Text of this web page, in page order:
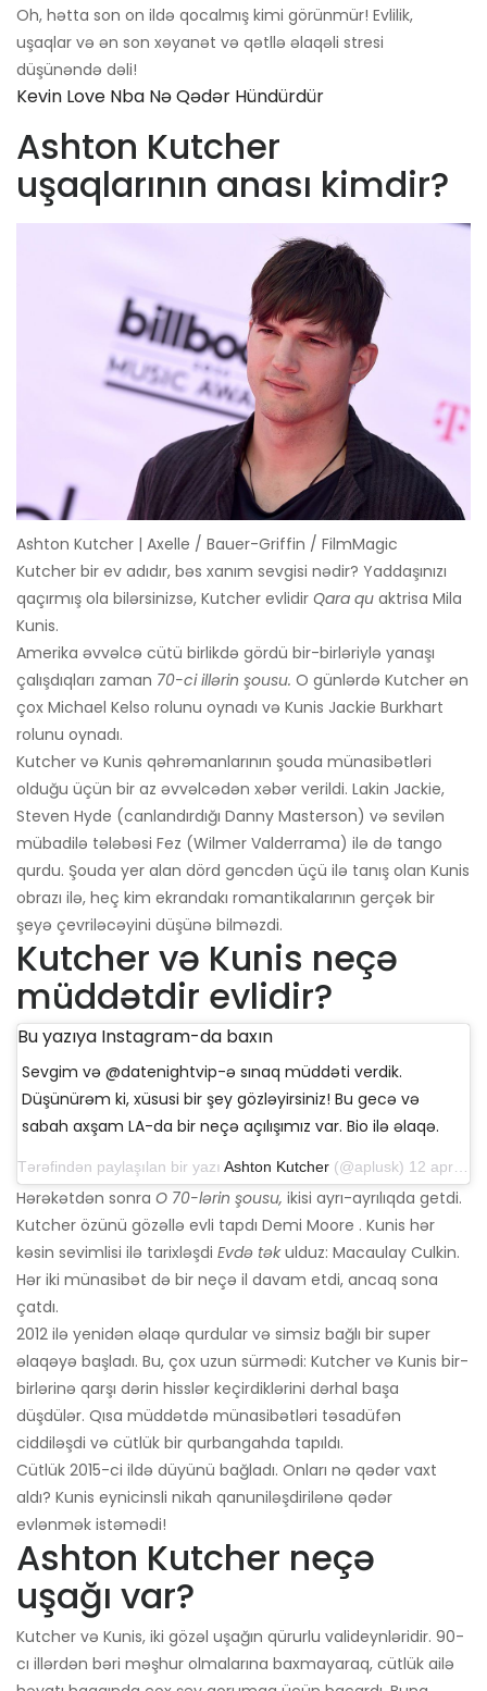
Oh, hətta son on ildə qocalmış kimi görünmür! Evlilik,
uşaqlar və ən son xəyanət və qətllə əlaqəli stresi
düşünəndə dəli!
Kevin Love Nba Nə Qədər Hündürdür
Ashton Kutcher
uşaqlarının anası kimdir?
Ashton Kutcher | Axelle / Bauer-Griffin / FilmMagic
Kutcher bir ev adıdır, bəs xanım sevgisi nədir? Yaddaşınızı
qaçırmış ola bilərsinizsə, Kutcher evlidir Qara qu aktrisa Mila
Kunis.
Amerika əvvəlcə cütü birlikdə gördü bir-birləriylə yanaşı
çalışdıqları zaman 70-ci illərin şousu. O günlərdə Kutcher ən
çox Michael Kelso rolunu oynadı və Kunis Jackie Burkhart
rolunu oynadı.
Kutcher və Kunis qəhrəmanlarının şouda münasibətləri
olduğu üçün bir az əvvəlcədən xəbər verildi. Lakin Jackie,
Steven Hyde (canlandırdığı Danny Masterson) və sevilən
mübadilə tələbəsi Fez (Wilmer Valderrama) ilə də tango
qurdu. Şouda yer alan dörd gəncdən üçü ilə tanış olan Kunis
obrazı ilə, heç kim ekrandakı romantikalarının gerçək bir
şeyə çevriləcəyini düşünə bilməzdi.
Kutcher və Kunis neçə
müddətdir evlidir?
Bu yazıya Instagram-da baxın
Sevgim və @datenightvip-ə sınaq müddəti verdik.
Düşünürəm ki, xüsusi bir şey gözləyirsiniz! Bu gecə və
sabah axşam LA-da bir neçə açılışımız var. Bio ilə əlaqə.
Tərəfindən paylaşılan bir yazı Ashton Kutcher (@aplusk) 12 aprel 2019-cu il, saat 14: 50-də PDT
Hərəkətdən sonra O 70-lərin şousu, ikisi ayrı-ayrılıqda getdi.
Kutcher özünü gözəllə evli tapdı Demi Moore . Kunis hər
kəsin sevimlisi ilə tarixləşdi Evdə təkulduz: Macaulay Culkin.
Hər iki münasibət də bir neçə il davam etdi, ancaq sona
çatdı.
2012 ilə yenidən əlaqə qurdular və simsiz bağlı bir super
əlaqəyə başladı. Bu, çox uzun sürmədi: Kutcher və Kunis bir-
birlərinə qarşı dərin hisslər keçirdiklərini dərhal başa
düşdülər. Qısa müddətdə münasibətləri təsadüfən
ciddiləşdi və cütlük bir qurbangahda tapıldı.
Cütlük 2015-ci ildə düyünü bağladı. Onları nə qədər vaxt
aldı? Kunis eynicinsli nikah qanuniləşdirilənə qədər
evlənmək istəmədi!
Ashton Kutcher neçə
uşağı var?
Kutcher və Kunis, iki gözəl uşağın qürurlu valideynləridir. 90-
cı illərdən bəri məşhur olmalarına baxmayaraq, cütlük ailə